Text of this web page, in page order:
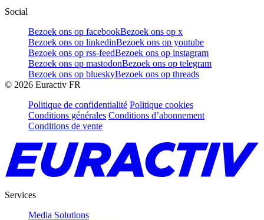
Social
Bezoek ons op facebookBezoek ons op x
Bezoek ons op linkedinBezoek ons op youtube
Bezoek ons op rss-feedBezoek ons op instagram
Bezoek ons op mastodonBezoek ons op telegram
Bezoek ons op blueskyBezoek ons op threads
© 2026 Euractiv FR
Politique de confidentialité Politique cookies
Conditions générales Conditions d’abonnement
Conditions de vente
Services
Media Solutions